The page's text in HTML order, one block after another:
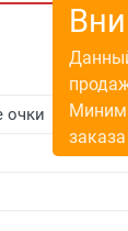
очки